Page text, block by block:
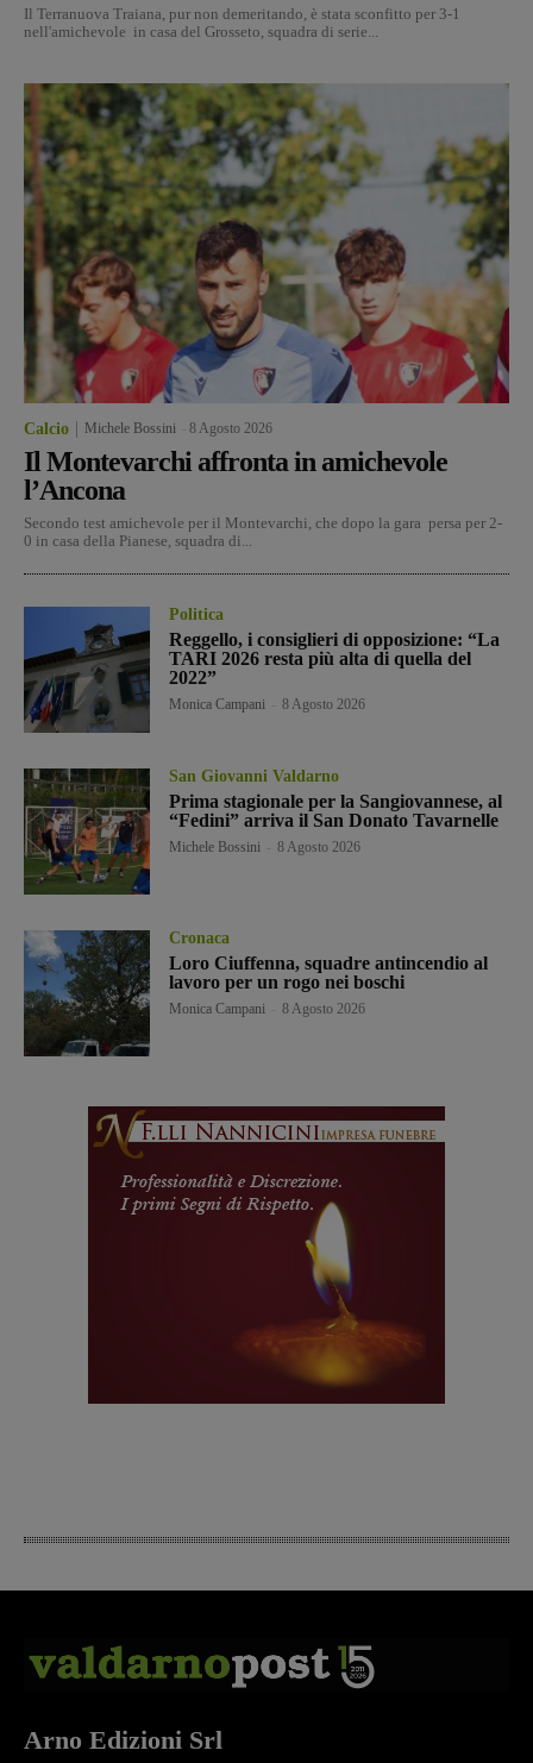
Il Terranuova Traiana, pur non demeritando, è stata sconfitto per 3-1
nell'amichevole in casa del Grosseto, squadra di serie...
Calcio Michele Bossini 8 Agosto 2026
Il Montevarchi affronta in amichevole
l’Ancona
Secondo test amichevole per il Montevarchi, che dopo la gara persa per 2-
0 in casa della Pianese, squadra di...
Politica
Reggello, i consiglieri di opposizione: “La
TARI 2026 resta più alta di quella del
2022”
Monica Campani 8 Agosto 2026
San Giovanni Valdarno
Prima stagionale per la Sangiovannese, al
“Fedini” arriva il San Donato Tavarnelle
Michele Bossini 8 Agosto 2026
Cronaca
Loro Ciuffenna, squadre antincendio al
lavoro per un rogo nei boschi
Monica Campani 8 Agosto 2026
Arno Edizioni Srl